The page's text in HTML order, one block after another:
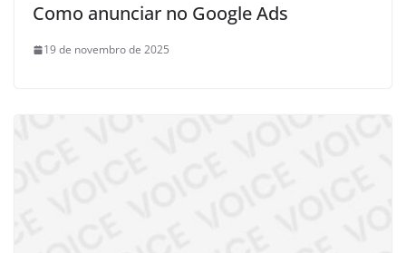
Como anunciar no Google Ads
19 de novembro de 2025